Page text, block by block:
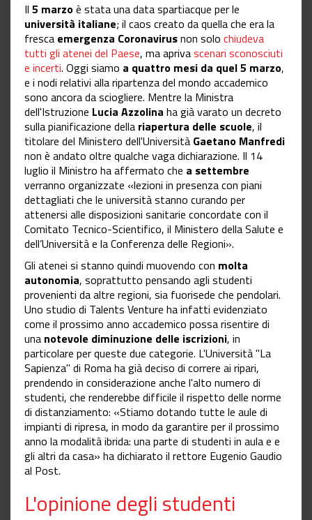
Il 5 marzoè stata una data spartiacque per le
università italiane; il caos creato da quella che era la
fresca emergenza Coronavirusnon solo chiudeva
tutti gli atenei del Paese, ma aprivascenari sconosciuti
e incerti. Oggi siamo a quattro mesi da quel 5 marzo,
e i nodi relativi alla ripartenza del mondo accademico
sono ancora da sciogliere. Mentre la Ministra
dell'Istruzione Lucia Azzolina ha già varato un decreto
sulla pianificazione della riapertura delle scuole, il
titolare del Ministero dell'Università Gaetano Manfredi
non è andato oltre qualche vaga dichiarazione. Il 14
luglio il Ministro ha affermato che a settembre
verranno organizzate «lezioni in presenza con piani
dettagliati che le università stanno curando per
attenersi alle disposizioni sanitarie concordate con il
Comitato Tecnico-Scientifico, il Ministero della Salute e
dell’Università e la Conferenza delle Regioni».
Gli atenei si stanno quindi muovendo con molta
autonomia, soprattutto pensando agli studenti
provenienti da altre regioni, sia fuorisede che pendolari.
Uno studio di Talents Venture ha infatti evidenziato
come il prossimo anno accademico possa risentire di
una notevole diminuzione delle iscrizioni, in
particolare per queste due categorie. L'Università "La
Sapienza" di Roma ha già deciso di correre ai ripari,
prendendo in considerazione anche l'alto numero di
studenti, che renderebbe difficile il rispetto delle norme
di distanziamento: «Stiamo dotando tutte le aule di
impianti di ripresa, in modo da garantire per il prossimo
anno la modalità ibrida: una parte di studenti in aula e e
gli altri da casa» ha dichiarato il rettore Eugenio Gaudio
al Post.
L'opinione degli studenti